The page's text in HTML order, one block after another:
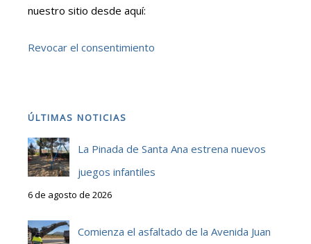
nuestro sitio desde aquí:
Revocar el consentimiento
ÚLTIMAS NOTICIAS
La Pinada de Santa Ana estrena nuevos
juegos infantiles
6 de agosto de 2026
Comienza el asfaltado de la Avenida Juan